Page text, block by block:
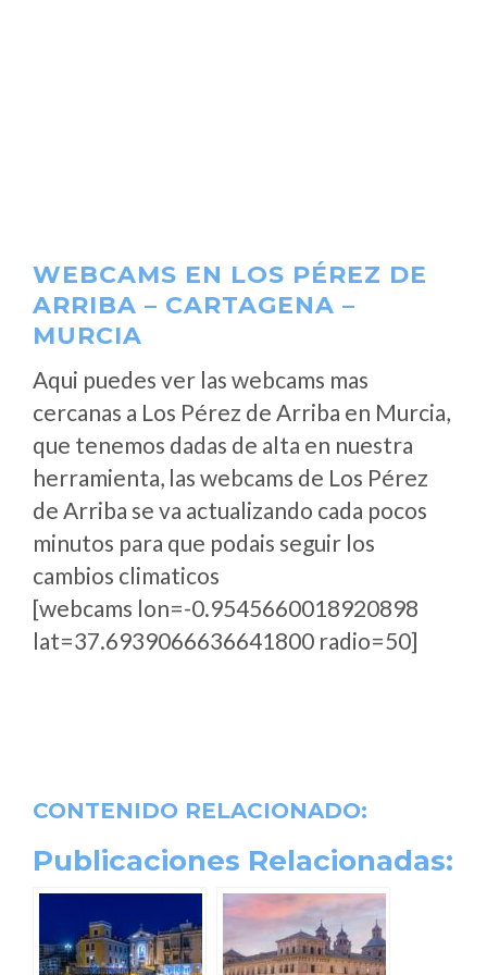
WEBCAMS EN LOS PÉREZ DE
ARRIBA – CARTAGENA –
MURCIA
Aqui puedes ver las webcams mas
cercanas a Los Pérez de Arriba en Murcia,
que tenemos dadas de alta en nuestra
herramienta, las webcams de Los Pérez
de Arriba se va actualizando cada pocos
minutos para que podais seguir los
cambios climaticos
[webcams lon=-0.9545660018920898
lat=37.6939066636641800 radio=50]
CONTENIDO RELACIONADO:
Publicaciones Relacionadas: